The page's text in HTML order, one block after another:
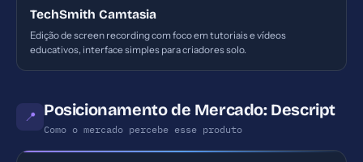
TechSmith Camtasia
Edição de screen recording com foco em tutoriais e vídeos
educativos, interface simples para criadores solo.
📍 Posicionamento de Mercado: Descript
Como o mercado percebe esse produto